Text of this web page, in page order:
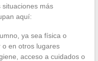
situaciones más
aquí:
ya sea física o
o en otros lugares
acceso a cuidados o